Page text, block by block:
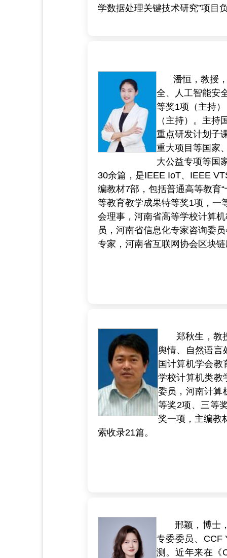
学数据处理关键技术研究”项目
潘恒，教授
全、人工智能安
等奖1项（主持
（主持）。主
重点研发计划子
重大项目等国家
大公益专项等国
30余篇，是IEEE IoT、IEEE
编教材7部，包括普通高等教育
等教育教学成果特等奖1项，一
会理事，河南省高等学校计算
员，河南省信息化专家咨询委
专家，河南省互联网协会区块
郑秋生，教
舆情、自然语言
国计算机学会
学校计算机类教
委员，河南计算
等奖2项、三等
奖一项，主编教
索收录21篇。
邢颖，博士
专委委员、CCF
测。近年来在《